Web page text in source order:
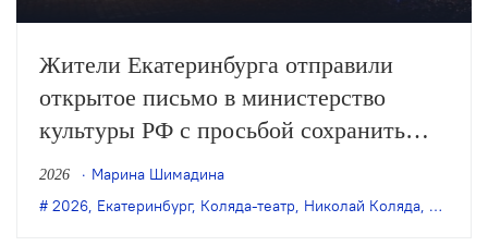
Жители Екатеринбурга отправили
открытое письмо в министерство
культуры РФ с просьбой сохранить
«Коляда-театр», который после смерти
своего основателя Николая
2026
Марина Шимадина
2026, Екатеринбург, Коляда-театр, Николай Коляда, олег